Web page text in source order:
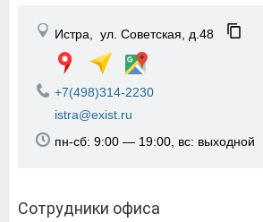
Истра, ул. Советская, д.48
+7(498)314-2230
istra@exist.ru
пн-сб: 9:00 — 19:00, вс: выходной
Сотрудники офиса